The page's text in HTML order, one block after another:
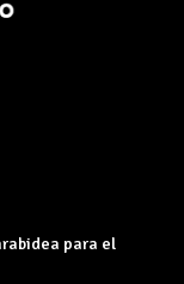
para el